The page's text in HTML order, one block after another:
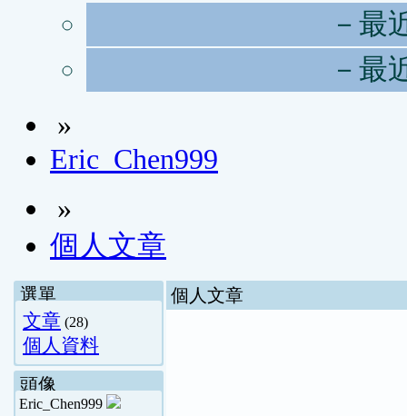
－最
－最
»
Eric_Chen999
»
個人文章
選單
文章 (28)
個人資料
頭像
Eric_Chen999
個人文章